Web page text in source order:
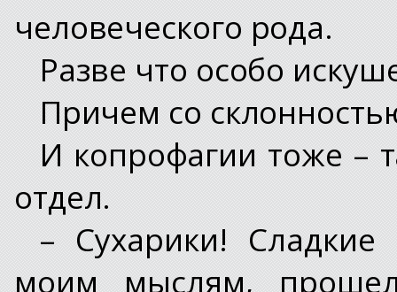
человеческого рода.
Разве что особо
Причем со
И копрофагии тоже –
отдел.
– Сухарики! Сладкие
моим мыслям,